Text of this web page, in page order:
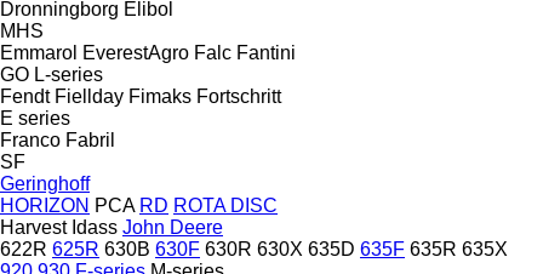
Dronningborg Elibol
MHS
Emmarol EverestAgro Falc Fantini
GO L-series
Fendt Fiellday Fimaks Fortschritt
E series
Franco Fabril
SF
Geringhoff
HORIZON PCA RD ROTA DISC
Harvest Idass John Deere
622R 625R 630B 630F 630R 630X 635D 635F 635R 635X